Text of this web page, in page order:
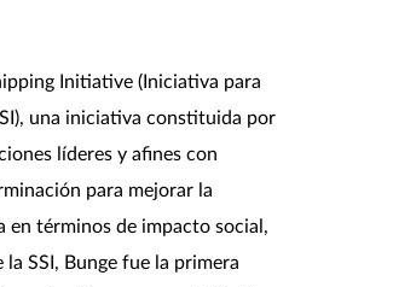
Initiative (Iniciativa para
una iniciativa constituida por
líderes y afines con
para mejorar la
términos de impacto social,
SSI, Bunge fue la primera